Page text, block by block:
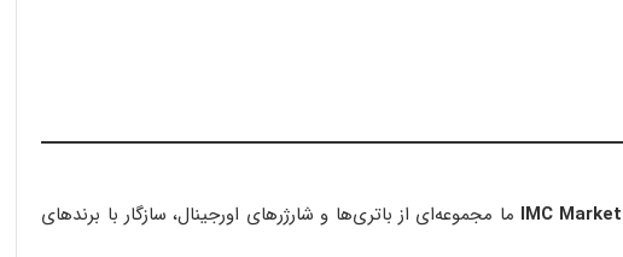
IMC Market ما مجموعه‌ای از باتری‌ها و شارژرهای اورجینال، سازگار با برندهای